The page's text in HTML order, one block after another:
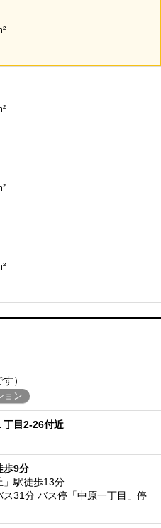
）
ョン
丁目2-26付近
歩9分
」駅徒歩13分
31分 バス停「中原一丁目」停